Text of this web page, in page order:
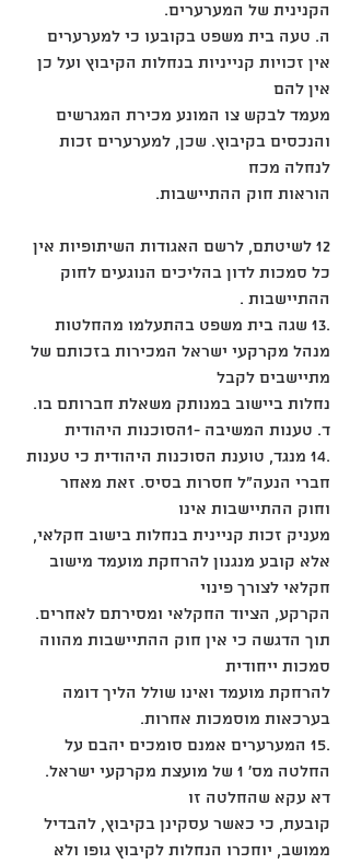
הקנינית של המערערים.
ה. טעה בית משפט בקובעו כי למערערים
אין זכויות קנייניות בנחלות הקיבוץ ועל כן
אין להם
מעמד לבקש צו המונע מכירת המגרשים
והנכסים בקיבוץ. שכן, למערערים זכות
לנחלה מכח
הוראות חוק ההתיישבות.
12 לשיטתם, לרשם האגודות השיתופיות אין
כל סמכות לדון בהליכים הנוגעים לחוק
ההתיישבות .
.13 שגה בית משפט בהתעלמו מהחלטות
מנהל מקרקעי ישראל המכירות בזכותם של
מתיישבים לקבל
נחלות ביישוב במנותק משאלת חברותם בו.
ד. טענות המשיבה -1הסוכנות היהודית
.14 מנגד, טוענת הסוכנות היהודית כי טענות
חברי הנעה"ל חסרות בסיס. זאת מאחר
וחוק ההתיישבות אינו
מעניק זכות קניינית בנחלות בישוב חקלאי,
אלא קובע מנגנון להרחקת מועמד מישוב
חקלאי לצורך פינוי
הקרקע, הציוד החקלאי ומסירתם לאחרים.
תוך הדגשה כי אין חוק ההתיישבות מהווה
סמכות ייחודית
להרחקת מועמד ואינו שולל הליך דומה
בערכאות מוסמכות אחרות.
.15 המערערים אמנם סומכים יהבם על
החלטה מס' 1 של מועצת מקרקעי ישראל.
דא עקא שהחלטה זו
קובעת, כי כאשר עסקינן בקיבוץ, להבדיל
ממושב, יוחכרו הנחלות לקיבוץ גופו ולא